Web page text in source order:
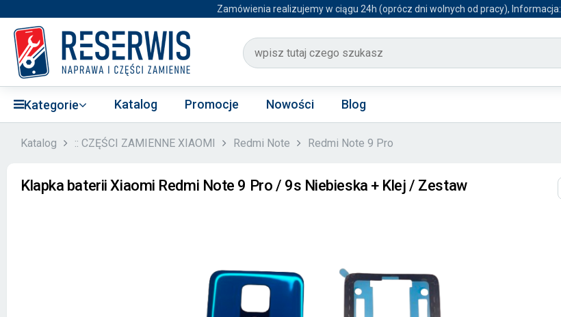
Zamówienia realizujemy w ciągu 24h (oprócz dni wolnych od pracy), Informacja:
Kategorie Katalog Promocje Nowości Blog
Katalog :: CZĘŚCI ZAMIENNE XIAOMI Redmi Note Redmi Note 9 Pro
Klapka baterii Xiaomi Redmi Note 9 Pro / 9s Niebieska + Klej / Zestaw